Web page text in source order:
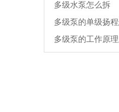
多级水泵怎么拆
多级泵的单级扬
多级泵的工作原